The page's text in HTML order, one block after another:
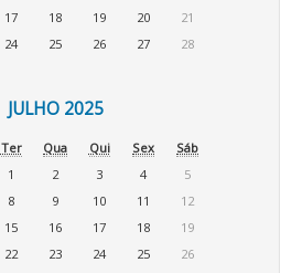
17 18 19 20
21
24 25 26 27
28
JULHO 2025
Ter Qua Qui Sex
Sáb
1
2 3 4
5
8 9 10 11
12
15 16 17 18
19
22 23 24 25
26